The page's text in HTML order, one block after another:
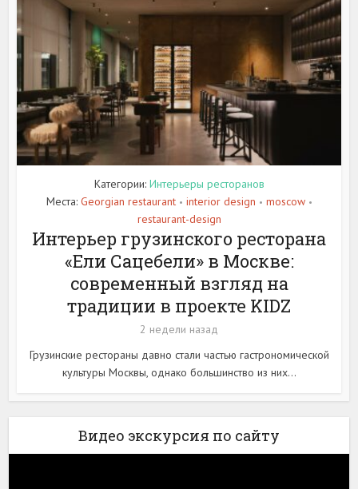
Категории: Интерьеры ресторанов
Места: Georgian restaurant • interior design • moscow •
restaurant-design
Интерьер грузинского ресторана
«Ели Сацебели» в Москве:
современный взгляд на
традиции в проекте KIDZ
2 недели назад
Грузинские рестораны давно стали частью гастрономической
культуры Москвы, однако большинство из них...
Видео экскурсия по сайту